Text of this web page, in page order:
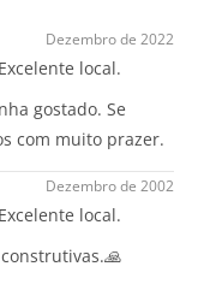
Dezembro de 2022
local.
gostado. Se
com muito prazer.
Dezembro de 2002
local.